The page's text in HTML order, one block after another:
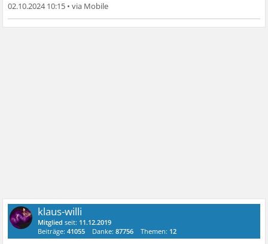
02.10.2024 10:15 •
klaus-willi
Mitglied seit: 11.12.2019
Beiträge:41055 Danke:87756 Themen: 12